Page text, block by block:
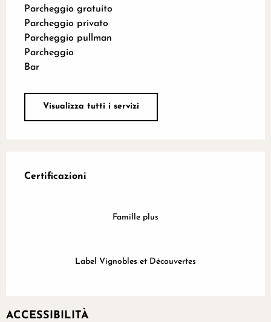
Parcheggio gratuito
Parcheggio privato
Parcheggio pullman
Parcheggio
Bar
Visualizza tutti i servizi
Certificazioni
Certificazioni
Famille plus
Label Vignobles et Découvertes
ACCESSIBILITÀ